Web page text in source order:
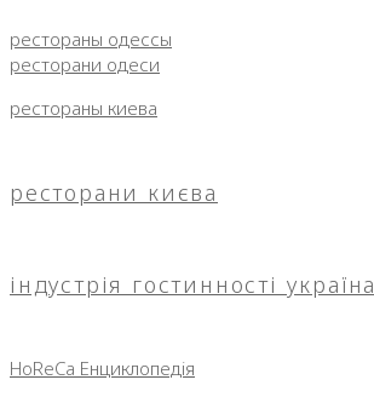
рестораны одессы
ресторани одеси
рестораны киева
ресторани києва
індустрія гостинності україна
HoReCa Енциклопедія